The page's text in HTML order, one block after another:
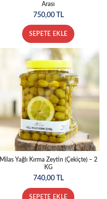
Arası
750,00 TL
SEPETE EKLE
Milas Yağlı Kırma Zeytin (Çekiçte) – 2
KG
740,00 TL
SEPETE EKLE